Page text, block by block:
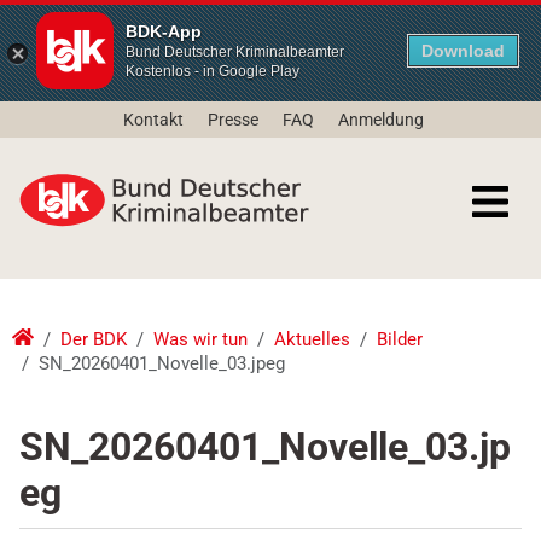
BDK-App
Bund Deutscher Kriminalbeamter
Kostenlos - in Google Play
Download
Kontakt Presse FAQ Anmeldung
Der BDK Was wir tun Aktuelles
Bilder
SN_20260401_Novelle_03.jpeg
SN_20260401_Novelle_03.jp
eg